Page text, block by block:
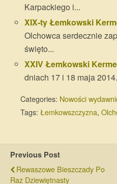
Karpackiego i...
XIX-ty Łemkowski
Olchowca serdecznie
święto...
XXIV Łemkowski
dniach 17 i 18 maja
Categories: Nowości
Tags: Łemkowszczyzna,
Previous Post
Rewaszowe Bieszczady Po
Raz Dziewiętnasty